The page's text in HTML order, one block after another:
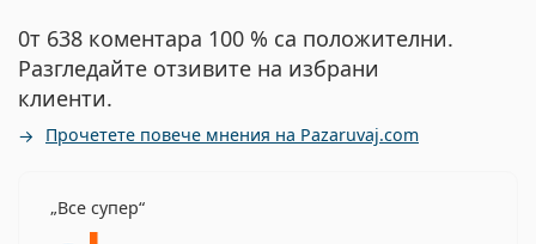
0т 638 коментара 100 % са положителни.
Разгледайте отзивите на избрани
клиенти.
Прочетете повече мнения на Pazaruvaj.com
Все супер